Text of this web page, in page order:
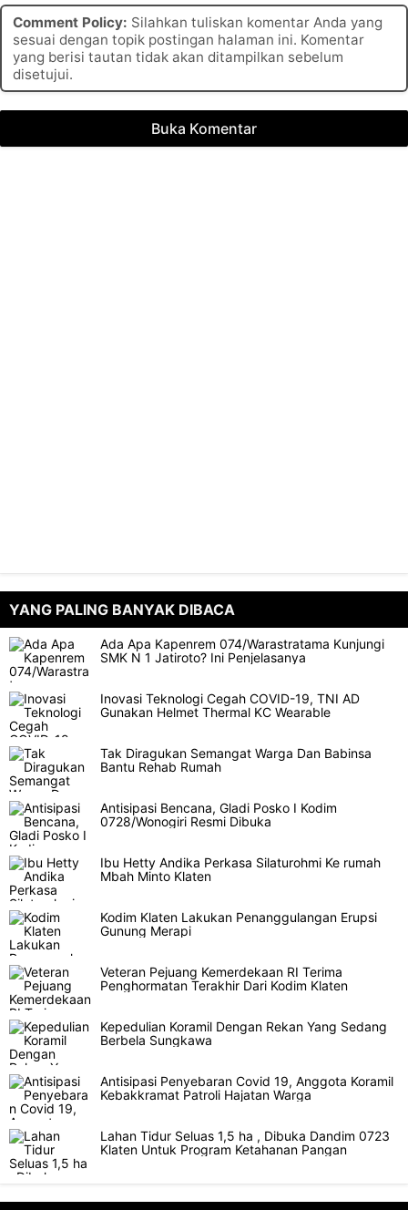
Comment Policy: Silahkan tuliskan komentar Anda yang
sesuai dengan topik postingan halaman ini. Komentar
yang berisi tautan tidak akan ditampilkan sebelum
disetujui.
Buka Komentar
YANG PALING BANYAK DIBACA
Ada Apa Kapenrem 074/Warastratama Kunjungi
SMK N 1 Jatiroto? Ini Penjelasanya
Inovasi Teknologi Cegah COVID-19, TNI AD
Gunakan Helmet Thermal KC Wearable
Tak Diragukan Semangat Warga Dan Babinsa
Bantu Rehab Rumah
Antisipasi Bencana, Gladi Posko I Kodim
0728/Wonogiri Resmi Dibuka
Ibu Hetty Andika Perkasa Silaturohmi Ke rumah
Mbah Minto Klaten
Kodim Klaten Lakukan Penanggulangan Erupsi
Gunung Merapi
Veteran Pejuang Kemerdekaan RI Terima
Penghormatan Terakhir Dari Kodim Klaten
Kepedulian Koramil Dengan Rekan Yang Sedang
Berbela Sungkawa
Antisipasi Penyebaran Covid 19, Anggota Koramil
Kebakkramat Patroli Hajatan Warga
Lahan Tidur Seluas 1,5 ha , Dibuka Dandim 0723
Klaten Untuk Program Ketahanan Pangan